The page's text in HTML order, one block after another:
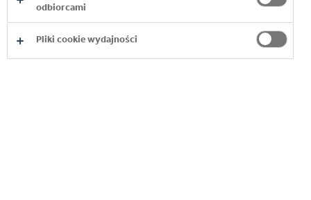
odbiorcami
Pliki cookie wydajności